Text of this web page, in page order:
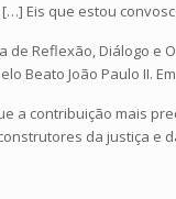
Eis que estou
Reflexão, Diálogo e
Beato João Paulo II.
a contribuição mais
da justiça e